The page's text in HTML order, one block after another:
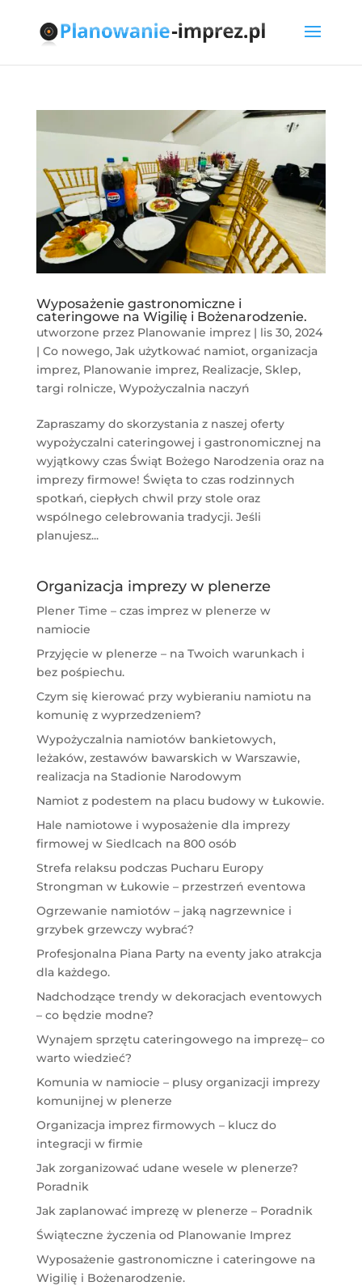
Wyposażenie gastronomiczne i
cateringowe na Wigilię i Bożenarodzenie.
utworzone przez Planowanie imprez| lis 30, 2024
| Co nowego, Jak użytkować namiot, organizacja
imprez, Planowanie imprez, Realizacje, Sklep,
targi rolnicze, Wypożyczalnia naczyń
Zapraszamy do skorzystania z naszej oferty
wypożyczalni cateringowej i gastronomicznej na
wyjątkowy czas Świąt Bożego Narodzenia oraz na
imprezy firmowe! Święta to czas rodzinnych
spotkań, ciepłych chwil przy stole oraz
wspólnego celebrowania tradycji. Jeśli
planujesz...
Organizacja imprezy w plenerze
Plener Time – czas imprez w plenerze w
namiocie
Przyjęcie w plenerze – na Twoich warunkach i
bez pośpiechu.
Czym się kierować przy wybieraniu namiotu na
komunię z wyprzedzeniem?
Wypożyczalnia namiotów bankietowych,
leżaków, zestawów bawarskich w Warszawie,
realizacja na Stadionie Narodowym
Namiot z podestem na placu budowy w Łukowie.
Hale namiotowe i wyposażenie dla imprezy
firmowej w Siedlcach na 800 osób
Strefa relaksu podczas Pucharu Europy
Strongman w Łukowie – przestrzeń eventowa
Ogrzewanie namiotów – jaką nagrzewnice i
grzybek grzewczy wybrać?
Profesjonalna Piana Party na eventy jako atrakcja
dla każdego.
Nadchodzące trendy w dekoracjach eventowych
– co będzie modne?
Wynajem sprzętu cateringowego na imprezę– co
warto wiedzieć?
Komunia w namiocie – plusy organizacji imprezy
komunijnej w plenerze
Organizacja imprez firmowych – klucz do
integracji w firmie
Jak zorganizować udane wesele w plenerze?
Poradnik
Jak zaplanować imprezę w plenerze – Poradnik
Świąteczne życzenia od Planowanie Imprez
Wyposażenie gastronomiczne i cateringowe na
Wigilię i Bożenarodzenie.